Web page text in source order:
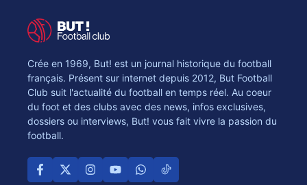
Crée en 1969, But! est un journal historique du football
français. Présent sur internet depuis 2012, But Football
Club suit l'actualité du football en temps réel. Au coeur
du foot et des clubs avec des news, infos exclusives,
dossiers ou interviews, But! vous fait vivre la passion du
football.